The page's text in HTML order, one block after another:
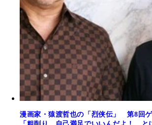
漫画家・猿渡哲也の「烈侠伝」 第8回